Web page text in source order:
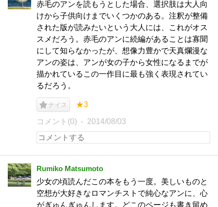
赤毛のアンを読もうとした場合、選択肢は大人向
けから子供向けまでいくつかのある。注釈が整備
された版が読みたいという大人には、これがオス
スメだろう。赤毛のアンに続編があることは寡聞
にして知らなかったが、想像力豊かで天真爛漫な
アンの姿は、アンが女の子から女性になるまでが
描かれているこの一作目に最も強く表現されてい
るだろう。
ナイス ★3
コメント(0) 2014/08/03
Rumiko Matsumoto
少女の頃読んだこの本をもう一度。美しいものと
空想が大好きなロマンチストで純心なアンに、心
がぎゅんぎゅんします。どこのページも書き留め